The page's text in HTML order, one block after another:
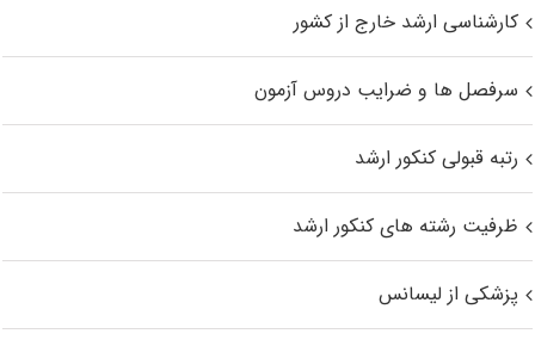
کارشناسی ارشد خارج از کشور
سرفصل ها و ضرایب دروس آزمون
رتبه قبولی کنکور ارشد
ظرفیت رشته های کنکور ارشد
پزشکی از لیسانس